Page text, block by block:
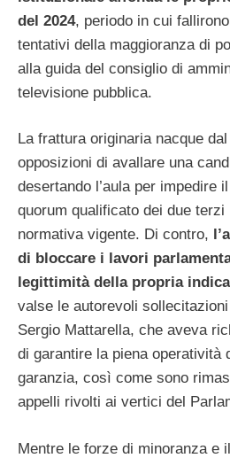
del 2024, periodo in cui
tentativi della maggioranza di
alla guida del consiglio di
televisione pubblica.
La frattura originaria nacque
opposizioni di avallare una
desertando l’aula per impedire
quorum qualificato dei due
normativa vigente. Di contro,
di bloccare i lavori
legittimità della propria
valse le autorevoli
Sergio Mattarella, che aveva
di garantire la piena operatività
garanzia, così come sono
appelli rivolti ai vertici del
Mentre le forze di minoranza e